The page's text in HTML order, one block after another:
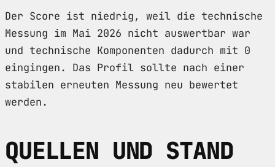
Der Score ist niedrig, weil die technische
Messung im Mai 2026 nicht auswertbar war
und technische Komponenten dadurch mit 0
eingingen. Das Profil sollte nach einer
stabilen erneuten Messung neu bewertet
werden.
QUELLEN UND STAND